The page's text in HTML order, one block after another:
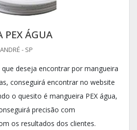
PEX ÁGUA
- SP
deseja encontrar por mangueira
conseguirá encontrar no website
o quesito é mangueira PEX água,
precisão com
os resultados dos clientes.